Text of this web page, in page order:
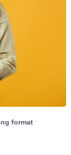
format